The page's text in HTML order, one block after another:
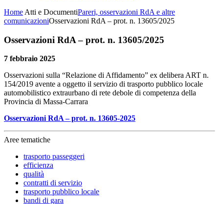
Home Atti e DocumentiPareri, osservazioni RdA e altre
comunicazioniOsservazioni RdA – prot. n. 13605/2025
Osservazioni RdA – prot. n. 13605/2025
7 febbraio 2025
Osservazioni sulla “Relazione di Affidamento” ex delibera ART n.
154/2019 avente a oggetto il servizio di trasporto pubblico locale
automobilistico extraurbano di rete debole di competenza della
Provincia di Massa-Carrara
Osservazioni RdA – prot. n. 13605-2025
Aree tematiche
trasporto passeggeri
efficienza
qualità
contratti di servizio
trasporto pubblico locale
bandi di gara